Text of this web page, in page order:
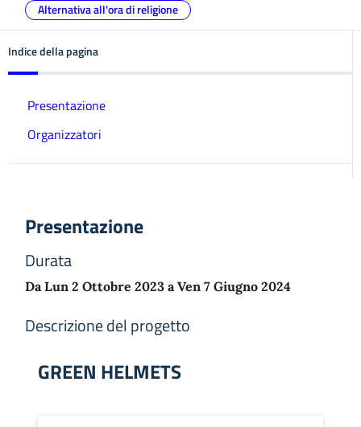
Alternativa all'ora di religione
Indice della pagina
Presentazione
Organizzatori
Presentazione
Durata
Da Lun 2 Ottobre 2023 a Ven 7 Giugno 2024
Descrizione del progetto
GREEN HELMETS